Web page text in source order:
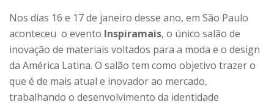
Nos dias 16 e 17 de janeiro desse ano, em São Paulo
aconteceu o evento Inspiramais, o único salão de
inovação de materiais voltados para a moda e o design
da América Latina. O salão tem como objetivo trazer o
que é de mais atual e inovador ao mercado,
trabalhando o desenvolvimento da identidade